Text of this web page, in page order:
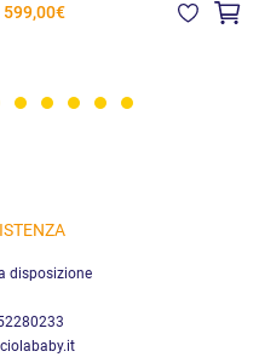
599,00€
disposizione